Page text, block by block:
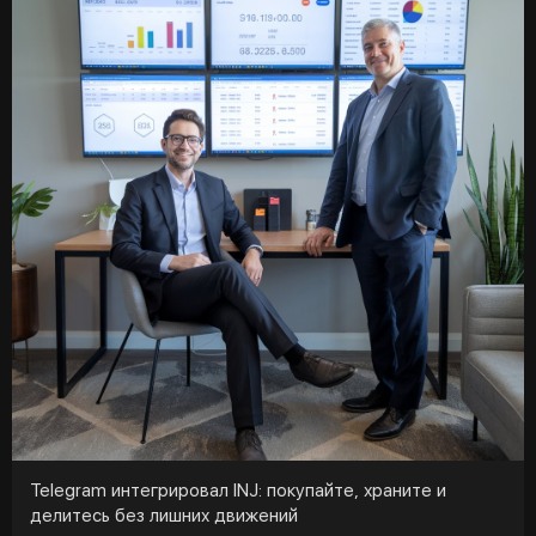
вызванной перегретыми позициями и чрезмерной
жадностью.
Telegram интегрировал INJ: покупайте, храните и
делитесь без лишних движений